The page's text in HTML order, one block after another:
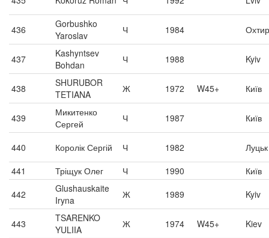
436
Gorbushko
Yaroslav
Ч 1984
437
Kashyntsev
Bohdan
Ч 1988 Kyiv
438
SHURUBOR
TETIANA
Ж 1972 W45+ Київ
439
Микитенко
Сергей
Ч 1987 Київ
440 Королік Сергій Ч 1982
Луцьк
441
Тріщук Олег Ч 1990
Київ
442
Glushauskaite
Iryna
Ж 1989 Kyiv
443
TSARENKO
YULIIA
Ж 1974 W45+ Kiev